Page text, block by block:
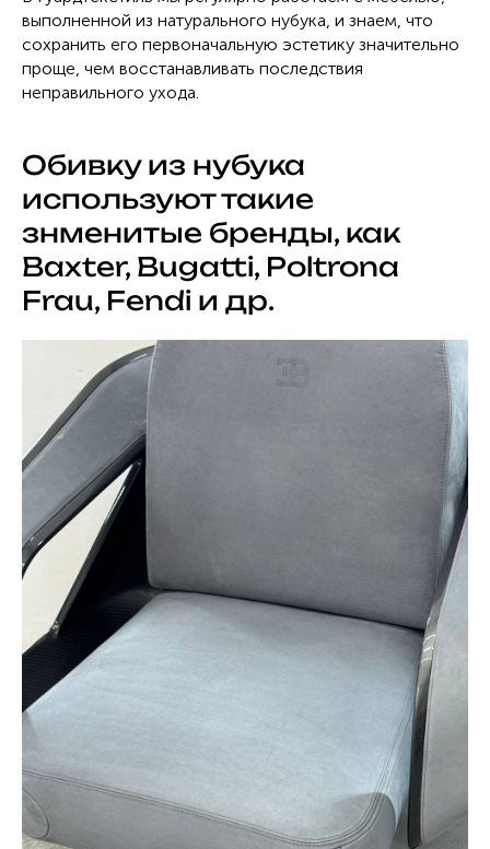
выполненной из натурального нубука, и знаем, что
сохранить его первоначальную эстетику значительно
проще, чем восстанавливать последствия
неправильного ухода.
Обивку из нубука
используют такие
знменитые бренды, как
Baxter, Bugatti, Poltrona
Frau, Fendi и др.